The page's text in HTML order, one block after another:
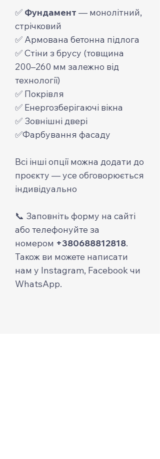
✅ Фундамент — монолітний,
стрічковий
✅ Армована бетонна підлога
✅ Стіни з брусу (товщина
200–260 мм залежно від
технології)
✅ Покрівля
✅ Енергозберігаючі вікна
✅ Зовнішні двері
✅Фарбування фасаду
Всі інші опції можна додати до
проєкту — усе обговорюється
індивідуально
📞 Заповніть форму на сайті
або телефонуйте за
номером +380688812818.
Також ви можете написати
нам у Instagram, Facebook чи
WhatsApp.